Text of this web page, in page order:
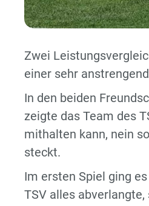
Zwei
einer sehr
In den beiden
zeigte das Team des
mithalten kann, nein
steckt.
Im ersten Spiel ging
TSV alles